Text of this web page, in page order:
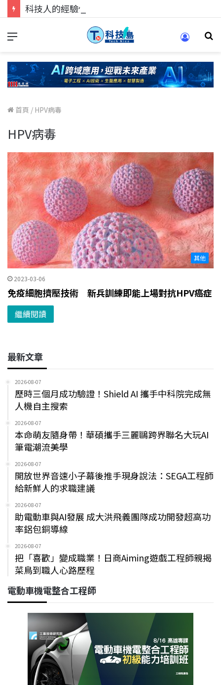
首頁 / HPV病毒
HPV病毒
其他
2023-03-06
免疫細胞擠壓技術 新兵訓練即能上場對抗HPV癌症
繼續閱讀
最新文章
2026-08-07
歷時三個月成功驗證！Shield AI 攜手中科院完成無
人機自主搜索
2026-08-07
本命萌友隨身帶！華碩攜手三麗鷗跨界聯名大玩AI
筆電潮流美學
2026-08-07
開放世界音速小子幕後推手現身說法：SEGA工程師
給新鮮人的求職建議
2026-08-07
助電動車與AI發展 成大洪飛義團隊成功開發超高功
率鋁包銅導線
2026-08-07
把「喜歡」變成職業！日商Aiming遊戲工程師親揭
菜鳥到職人心路歷程
電動車機電整合工程師